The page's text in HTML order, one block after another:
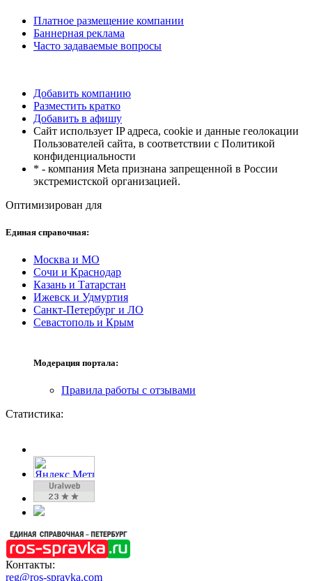
Платное размещение компании
Баннерная реклама
Часто задаваемые вопросы
Добавить компанию
Разместить кратко
Добавить в афишу
Сайт использует IP адреса, cookie и данные геолокации
Пользователей сайта, в соответствии с Политикой
конфиденциальности
* - компания Meta признана запрещенной в России
экстремистской организацией.
Оптимизирован для
Единая справочная:
Москва и МО
Сочи и Краснодар
Казань и Татарстан
Ижевск и Удмуртия
Санкт-Петербург и ЛО
Севастополь и Крым
Модерация портала:
Правила работы с отзывами
Статистика:
Контакты:
reg@ros-spravka.com